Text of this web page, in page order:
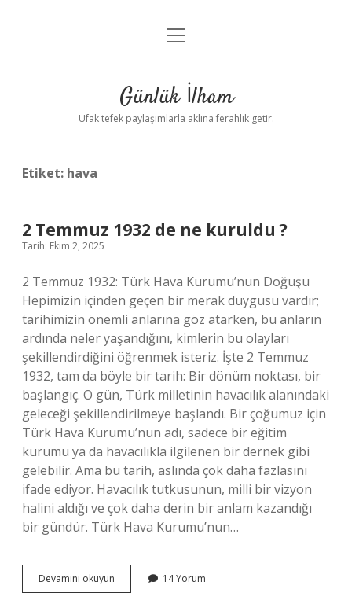
Anasayfa
Yasal Uyarı
menüyü
Günlük İlham
Ufak tefek paylaşımlarla aklına ferahlık getir.
Etiket: hava
2 Temmuz 1932 de ne kuruldu ?
Tarih: Ekim 2, 2025
2 Temmuz 1932: Türk Hava Kurumu’nun Doğuşu
Hepimizin içinden geçen bir merak duygusu vardır;
tarihimizin önemli anlarına göz atarken, bu anların
ardında neler yaşandığını, kimlerin bu olayları
şekillendirdiğini öğrenmek isteriz. İşte 2 Temmuz
1932, tam da böyle bir tarih: Bir dönüm noktası, bir
başlangıç. O gün, Türk milletinin havacılık alanındaki
geleceği şekillendirilmeye başlandı. Bir çoğumuz için
Türk Hava Kurumu’nun adı, sadece bir eğitim
kurumu ya da havacılıkla ilgilenen bir dernek gibi
gelebilir. Ama bu tarih, aslında çok daha fazlasını
ifade ediyor. Havacılık tutkusunun, milli bir vizyon
halini aldığı ve çok daha derin bir anlam kazandığı
bir gündür. Türk Hava Kurumu’nun…
Devamını okuyun
Temmuz
14 Yorum